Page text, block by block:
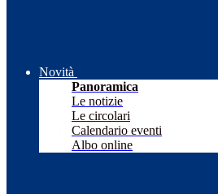
Novità
Panoramica
Le notizie
Le circolari
Calendario eventi
Albo online